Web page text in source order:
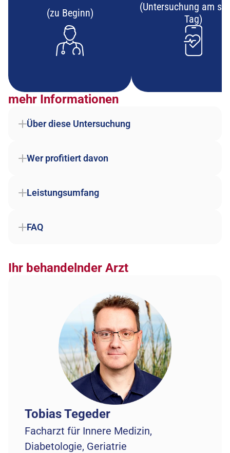
(zu Beginn)
(Untersuchung am
Tag)
mehr Informationen
Über diese Untersuchung
Wer profitiert davon
Leistungsumfang
FAQ
Ihr behandelnder Arzt
Tobias Tegeder
Facharzt für Innere Medizin,
Diabetologie, Geriatrie